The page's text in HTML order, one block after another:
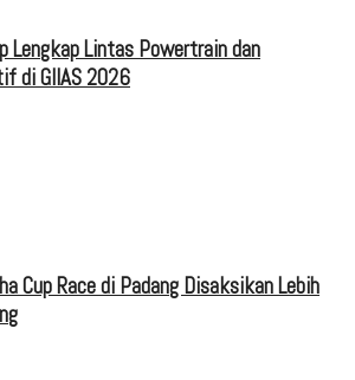
Lengkap Lintas Powertrain dan
di GIIAS 2026
Cup Race di Padang Disaksikan Lebih